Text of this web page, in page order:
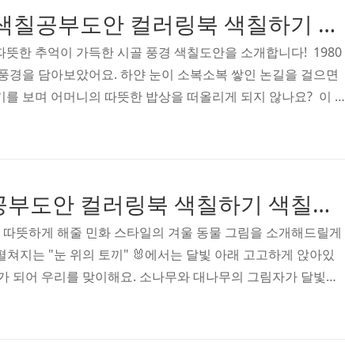
한 동치미! 겨울 김장철에 꼭 담가먹는 별미죠..
겨울 농촌 풍경 색칠공부도안 컬러링북 색칠하기 색칠공부 유아 어르신 노인 시니어 인지프로그램 치매예방 활동지 무료
뜻한 추억이 가득한 시골 풍경 색칠도안을 소개합니다! 1980
경을 담아보았어요. 하얀 눈이 소복소복 쌓인 논길을 걸으면
보며 어머니의 따뜻한 밥상을 떠올리게 되지 않나요? 이 색
경을 10가지 장면으로 담아보았답니다: 🏠 눈 덮인 논과 밭
얼음 위에서 '미끌미끌~' 놀이하는 재미가 얼마나 컸던.. 겨울 동물 색칠공부도안 컬러링북 색칠하기 색칠공부 유아 어르신 노인 시니어 인지프로그램 치매예방 활동지 무료
뜻하게 해줄 민화 스타일의 겨울 동물 그림을 소개해드릴게
지는 "눈 위의 토끼" 🐰에서는 달빛 아래 고고하게 앉아있
되어 우리를 맞이해요. 소나무와 대나무의 그림자가 달빛
자아내죠. 포근한 설원 위 "소복히 쌓인 눈 속의 여우" 🦊는